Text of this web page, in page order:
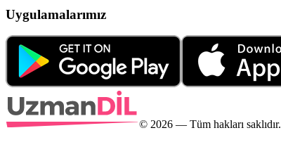
Uygulamalarımız
© 2026 — Tüm hakları saklıdır.